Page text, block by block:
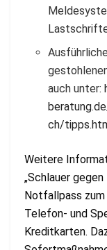
auch unter:
ch/
Weitere
„Schlauer
Notfallpass
Telefon- und
Kreditkarten.